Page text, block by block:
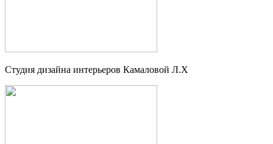
Студия дизайна интерьеров Камаловой Л.Х